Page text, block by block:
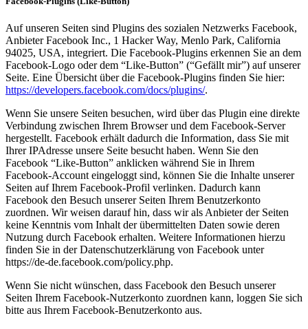
Auf unseren Seiten sind Plugins des sozialen Netzwerks Facebook,
Anbieter Facebook Inc., 1 Hacker Way, Menlo Park, California
94025, USA, integriert. Die Facebook-Plugins erkennen Sie an dem
Facebook-Logo oder dem “Like-Button” (“Gefällt mir”) auf unserer
Seite. Eine Übersicht über die Facebook-Plugins finden Sie hier:
https://developers.facebook.com/docs/plugins/.
Wenn Sie unsere Seiten besuchen, wird über das Plugin eine direkte
Verbindung zwischen Ihrem Browser und dem Facebook-Server
hergestellt. Facebook erhält dadurch die Information, dass Sie mit
Ihrer IPAdresse unsere Seite besucht haben. Wenn Sie den
Facebook “Like-Button” anklicken während Sie in Ihrem
Facebook-Account eingeloggt sind, können Sie die Inhalte unserer
Seiten auf Ihrem Facebook-Profil verlinken. Dadurch kann
Facebook den Besuch unserer Seiten Ihrem Benutzerkonto
zuordnen. Wir weisen darauf hin, dass wir als Anbieter der Seiten
keine Kenntnis vom Inhalt der übermittelten Daten sowie deren
Nutzung durch Facebook erhalten. Weitere Informationen hierzu
finden Sie in der Datenschutzerklärung von Facebook unter
https://de-de.facebook.com/policy.php.
Wenn Sie nicht wünschen, dass Facebook den Besuch unserer
Seiten Ihrem Facebook-Nutzerkonto zuordnen kann, loggen Sie sich
bitte aus Ihrem Facebook-Benutzerkonto aus.